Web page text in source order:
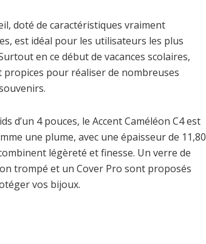
doté de caractéristiques vraiment
est idéal pour les utilisateurs les plus
en ce début de vacances scolaires,
propices pour réaliser de nombreuses
d’un 4 pouces, le Accent Caméléon C4 est
une plume, avec une épaisseur de 11,80
légèreté et finesse. Un verre de
trompé et un Cover Pro sont proposés
vos bijoux.